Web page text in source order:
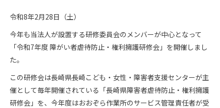
令和8年2月28日（土）
今年も当法人が設置する研修委員会のメンバーが中心となって
「令和7年度 障がい者虐待防止・権利擁護研修会」を開催しまし
た。
この研修会は長崎県長崎こども・女性・障害者支援センターが主
催として毎年開催されている「長崎県障害者虐待防止・権利擁護
研修会」を、今年度はおおぞら作業所のサービス管理責任者が受